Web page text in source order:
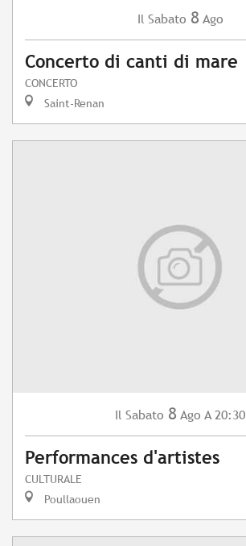
Il Sabato 8 Ago
Concerto di canti di mare
CONCERTO
Saint-Renan
Il Sabato 8 Ago A 20:30
Performances d'artistes
CULTURALE
Poullaouen